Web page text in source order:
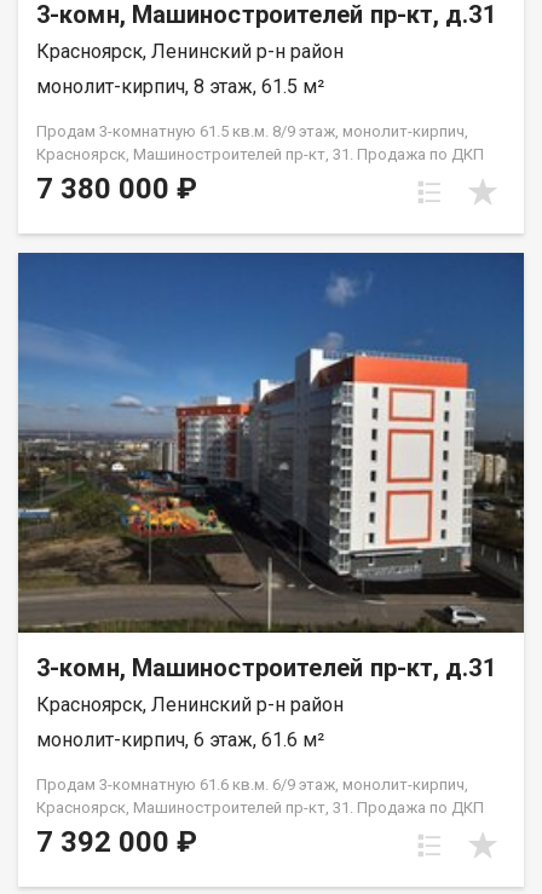
3-комн, Машиностроителей пр-кт, д.31
Красноярск, Ленинский р-н район
монолит-кирпич, 8 этаж, 61.5 м²
Продам 3-комнатную 61.5 кв.м. 8/9 этаж, монолит-кирпич,
Красноярск, Машиностроителей пр-кт, 31. Продажа по ДКП
НЕ ОТ ЗАСТРОЙЩИКА
7 380 000 ₽
3-комн, Машиностроителей пр-кт, д.31
Красноярск, Ленинский р-н район
монолит-кирпич, 6 этаж, 61.6 м²
Продам 3-комнатную 61.6 кв.м. 6/9 этаж, монолит-кирпич,
Красноярск, Машиностроителей пр-кт, 31. Продажа по ДКП
НЕ ОТ ЗАСТРОЙЩИКА
7 392 000 ₽